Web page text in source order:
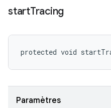
startTracing
protected void
Paramètres